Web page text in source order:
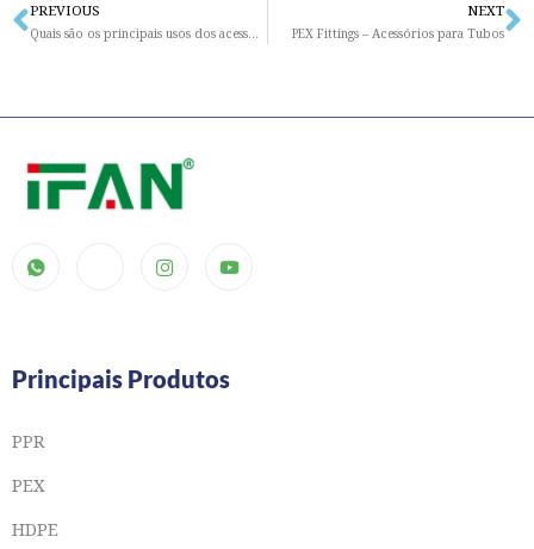
Prev
PREVIOUS
Quais são os principais usos dos acessórios para tubos PPR? Uma visão geral abrangente
NEXT
PEX Fittings – Acessórios para Tubos
Principais Produtos
PPR
PEX
HDPE